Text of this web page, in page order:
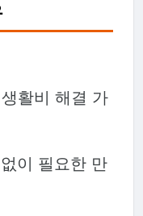
활비 해결 가
이 필요한 만